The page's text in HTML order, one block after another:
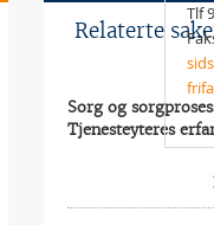
Tlf
Relaterte
Sorg og
Tjenesteyteres